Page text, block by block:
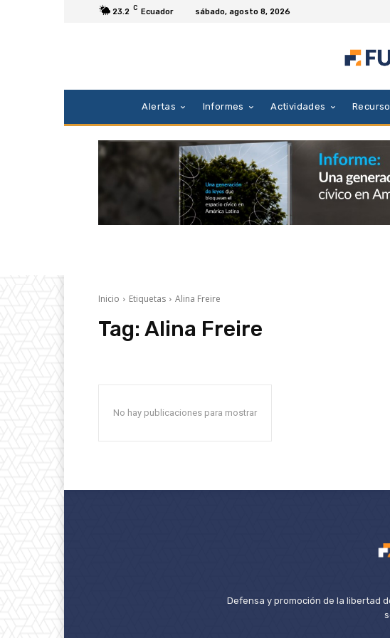
23.2 C Ecuador sábado, agosto 8, 2026
Alertas Informes Actividades
Inicio Etiquetas Alina Freire
Tag: Alina Freire
No hay publicaciones para mostrar
Defensa y promoción de la libertad